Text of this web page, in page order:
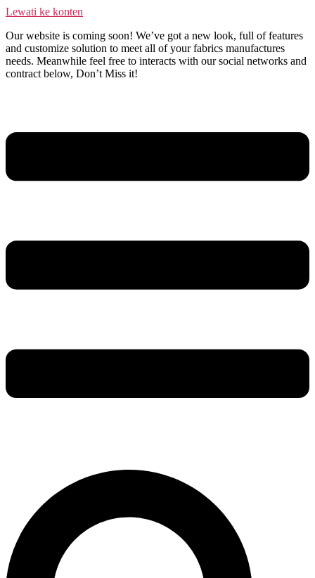
Lewati ke konten
Our website is coming soon! We’ve got a new look, full of features
and customize solution to meet all of your fabrics manufactures
needs. Meanwhile feel free to interacts with our social networks and
contract below, Don’t Miss it!